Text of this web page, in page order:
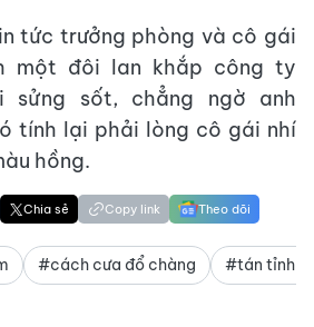
tức trưởng phòng và cô gái
một đôi lan khắp công ty
sửng sốt, chẳng ngờ anh
tính lại phải lòng cô gái nhí
hồng.
Chia sẻ Copy link Theo dõi
#cách cưa đổ chàng #tán tỉnh